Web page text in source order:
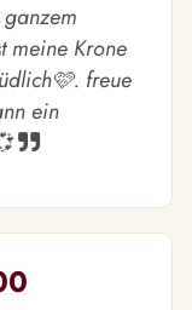
meine Krone
freue
ein